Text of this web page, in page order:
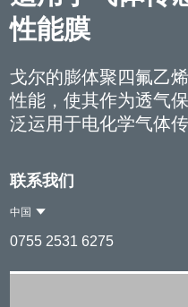
性能膜
戈尔的膨体聚四氟乙
性能，使其作为透气
泛运用于电化学气体
联系我们
中国
中
国
0755 2531 6275